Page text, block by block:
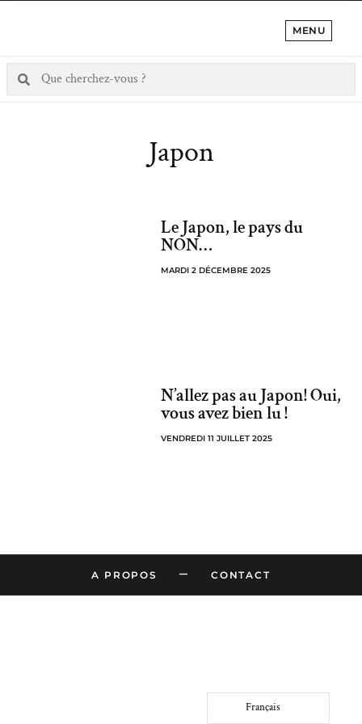
MENU
Japon
Le Japon, le pays du
NON…
MARDI 2 DÉCEMBRE 2025
N’allez pas au Japon! Oui,
vous avez bien lu !
VENDREDI 11 JUILLET 2025
A PROPOS – CONTACT
Français